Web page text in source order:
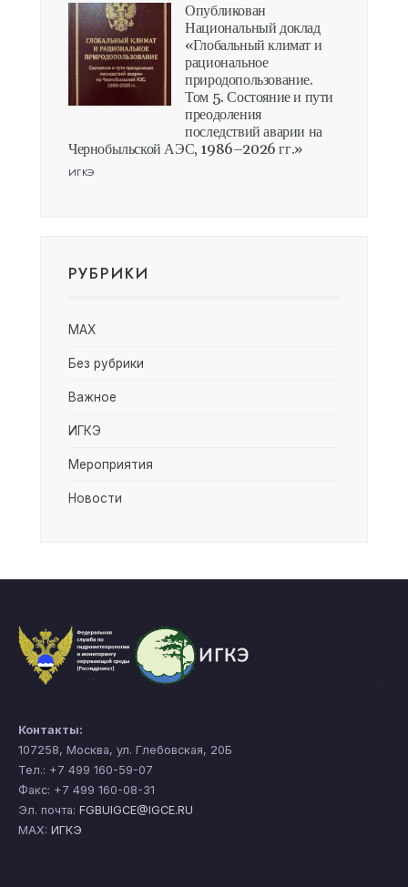
Опубликован
Национальный доклад
«Глобальный климат и
рациональное
природопользование.
Том 5. Состояние и пути
преодоления
последствий аварии на
Чернобыльской АЭС, 1986–2026 гг.»
ИГКЭ
РУБРИКИ
MAX
Без рубрики
Важное
ИГКЭ
Мероприятия
Новости
Контакты:
107258, Москва, ул. Глебовская, 20Б
Тел.: +7 499 160-59-07
Факс: +7 499 160-08-31
Эл. почта: FGBUIGCE@IGCE.RU
MAX: ИГКЭ